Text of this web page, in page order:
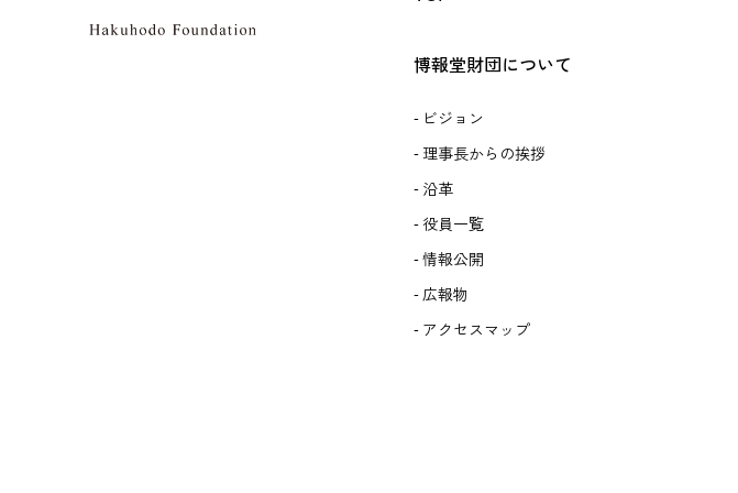
博報堂財団について
ビジョン
理事長からの挨拶
沿革
役員一覧
情報公開
広報物
アクセスマップ